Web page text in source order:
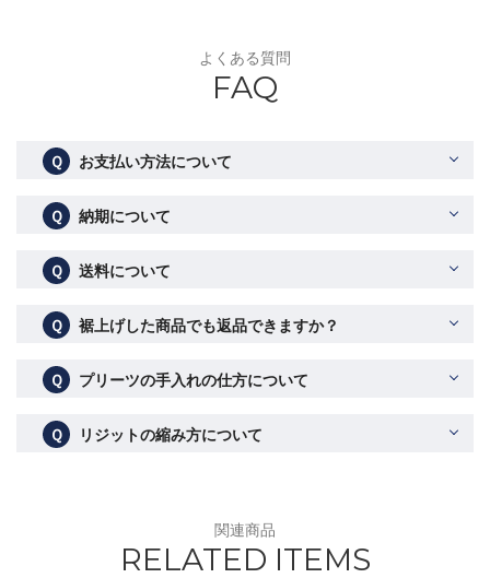
よくある質問
FAQ
Ｑ お支払い方法について
Ｑ 納期について
Ｑ 送料について
Ｑ 裾上げした商品でも返品できますか？
Ｑ プリーツの手入れの仕方について
Ｑ リジットの縮み方について
関連商品
RELATED ITEMS